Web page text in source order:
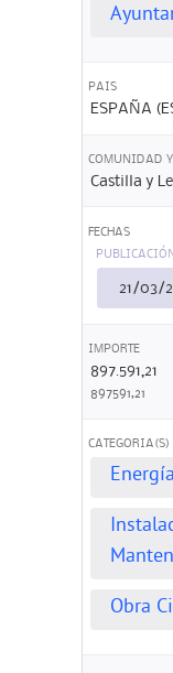
PAIS
ESPAÑA
COMUNIDAD
Castilla y
FECHAS
21/03/
IMPORTE
897.591,21
897591,21
CATEGORIA(S)
Obra